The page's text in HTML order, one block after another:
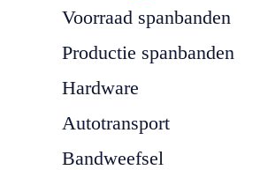
Voorraad spanbanden
Productie spanbanden
Hardware
Autotransport
Bandweefsel